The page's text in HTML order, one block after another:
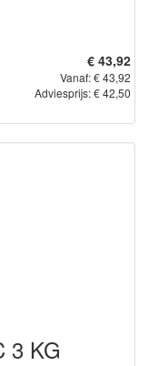
€ 43,92
Vanaf: € 43,92
Adviesprijs: € 42,50
3 KG